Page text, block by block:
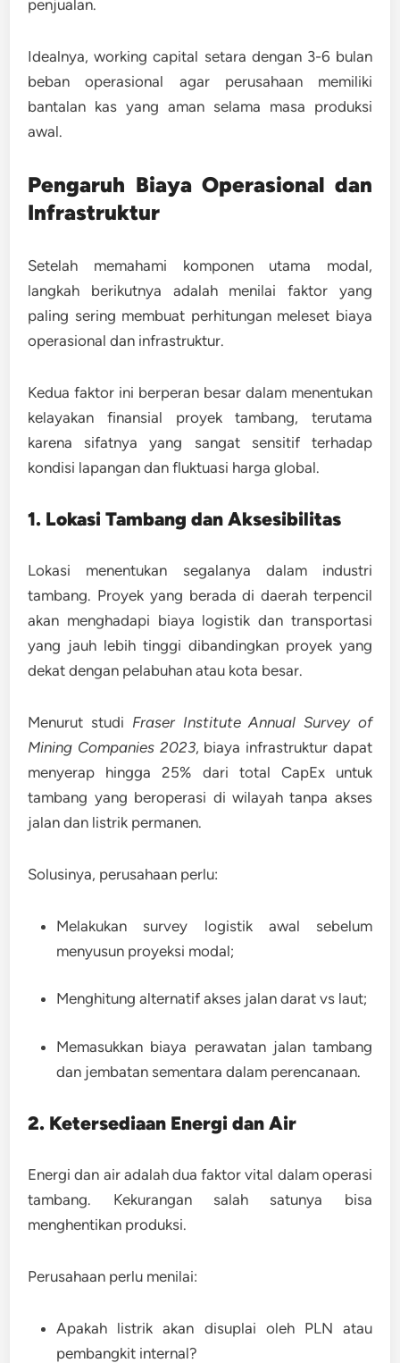
penjualan.
Idealnya, working capital setara dengan 3-6 bulan
beban operasional agar perusahaan memiliki
bantalan kas yang aman selama masa produksi
awal.
Pengaruh Biaya Operasional dan
Infrastruktur
Setelah memahami komponen utama modal,
langkah berikutnya adalah menilai faktor yang
paling sering membuat perhitungan meleset biaya
operasional dan infrastruktur.
Kedua faktor ini berperan besar dalam menentukan
kelayakan finansial proyek tambang, terutama
karena sifatnya yang sangat sensitif terhadap
kondisi lapangan dan fluktuasi harga global.
1. Lokasi Tambang dan Aksesibilitas
Lokasi menentukan segalanya dalam industri
tambang. Proyek yang berada di daerah terpencil
akan menghadapi biaya logistik dan transportasi
yang jauh lebih tinggi dibandingkan proyek yang
dekat dengan pelabuhan atau kota besar.
Menurut studi Fraser Institute Annual Survey of
Mining Companies 2023, biaya infrastruktur dapat
menyerap hingga 25% dari total CapExuntuk
tambang yang beroperasi di wilayah tanpa akses
jalan dan listrik permanen.
Solusinya, perusahaan perlu:
Melakukan survey logistik awal sebelum
menyusun proyeksi modal;
Menghitung alternatifakses jalan darat vs laut;
Memasukkan biaya perawatan jalan tambang
dan jembatan sementara dalam perencanaan.
2. Ketersediaan Energi dan Air
Energi dan air adalah dua faktor vital dalam operasi
tambang. Kekurangan salah satunya bisa
menghentikan produksi.
Perusahaan perlu menilai:
Apakah listrik akan disuplai oleh PLN atau
pembangkit internal?